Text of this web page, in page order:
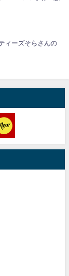
ィーズそらさんの